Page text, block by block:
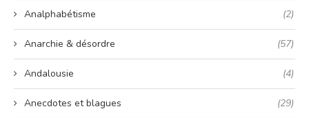
Analphabétisme (2)
Anarchie & désordre (57)
Andalousie (4)
Anecdotes et blagues (29)